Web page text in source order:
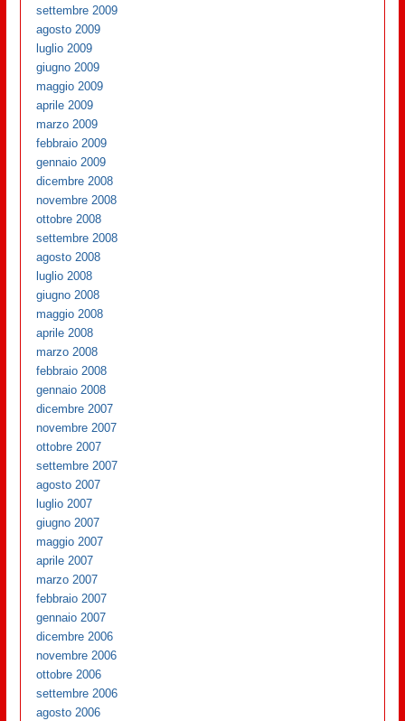
settembre 2009
agosto 2009
luglio 2009
giugno 2009
maggio 2009
aprile 2009
marzo 2009
febbraio 2009
gennaio 2009
dicembre 2008
novembre 2008
ottobre 2008
settembre 2008
agosto 2008
luglio 2008
giugno 2008
maggio 2008
aprile 2008
marzo 2008
febbraio 2008
gennaio 2008
dicembre 2007
novembre 2007
ottobre 2007
settembre 2007
agosto 2007
luglio 2007
giugno 2007
maggio 2007
aprile 2007
marzo 2007
febbraio 2007
gennaio 2007
dicembre 2006
novembre 2006
ottobre 2006
settembre 2006
agosto 2006